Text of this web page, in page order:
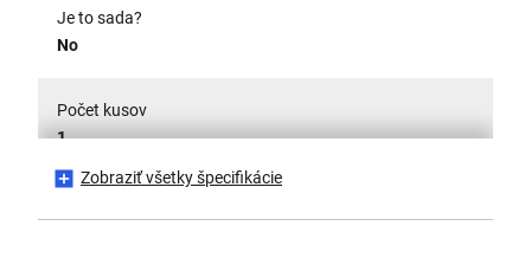
Je to sada?
No
Počet kusov
1
Zobraziť všetky špecifikácie